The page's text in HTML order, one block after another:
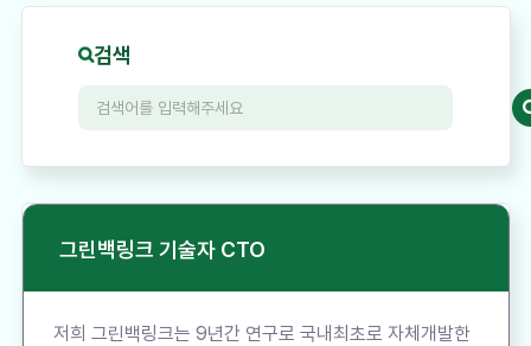
검색
그린백링크 기술자 CTO
저희 그린백링크는 9년간 연구로 국내최초로 자체개발한